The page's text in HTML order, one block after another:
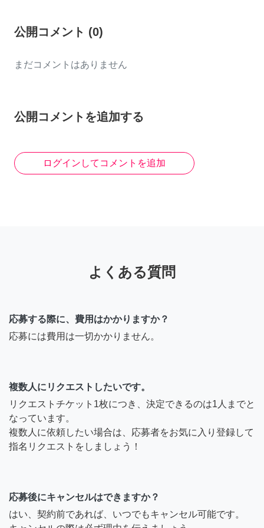
公開コメント (0)
まだコメントはありません
公開コメントを追加する
ログインしてコメントを追加
よくある質問
応募する際に、費用はかかりますか？
応募には費用は一切かかりません。
複数人にリクエストしたいです。
リクエストチケット1枚につき、決定できるのは1人までと
なっています。
複数人に依頼したい場合は、応募者をお気に入り登録して
指名リクエストをしましょう！
応募後にキャンセルはできますか？
はい、契約前であれば、いつでもキャンセル可能です。